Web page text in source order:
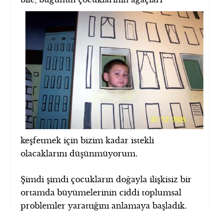
keşfetmek için bizim kadar istekli
olacaklarını düşünmüyorum.
Şimdi şimdi çocukların doğayla ilişkisiz bir
ortamda büyümelerinin ciddi toplumsal
problemler yarattığını anlamaya başladık.